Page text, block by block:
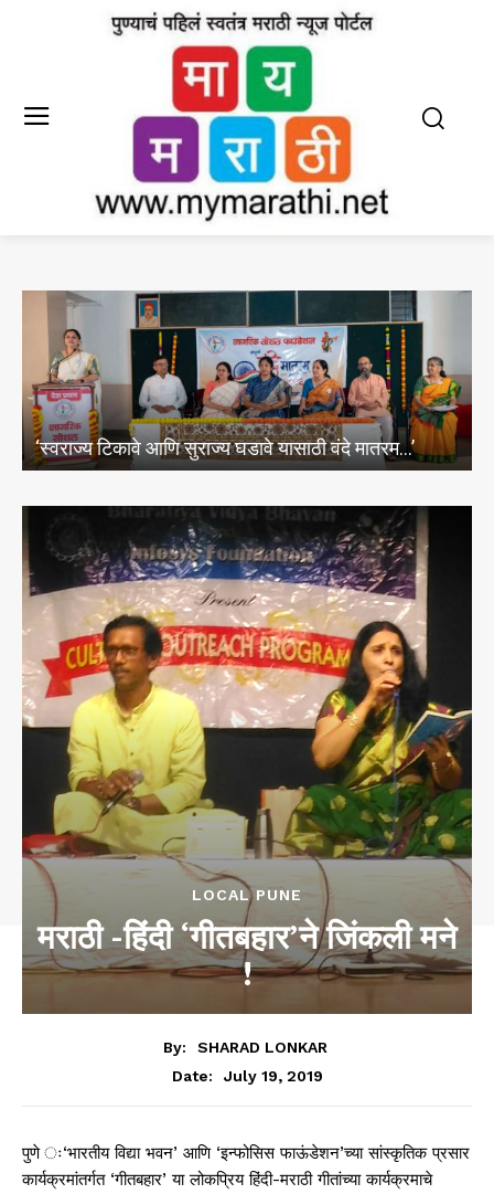
पुण्यातील टेकड्यांवर बांधकाम विभागाचा’निवासी निवासी’चा
LOCAL PUNE
मराठी -हिंदी ‘गीतबहार’ने जिंकली मने
!
By:
SHARAD LONKAR
Date:
July 19, 2019
पुणे ः‘भारतीय विद्या भवन’ आणि ‘इन्फोसिस फाऊंडेशन’च्या सांस्कृतिक प्रसार
कार्यक्रमांतर्गत ‘गीतबहार’ या लोकप्रिय हिंदी-मराठी गीतांच्या कार्यक्रमाचे